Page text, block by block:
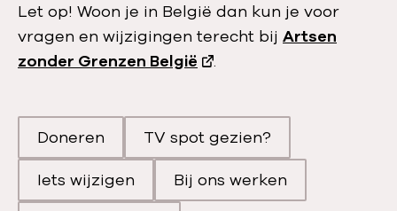
g
e
Let op! Woon je in België dan kun je voor
vragen en wijzigingen terecht bij Artsen
zonder Grenzen België
.
Scroll naar
Doneren
Scroll naar
TV spot gezien?
Scroll naar
Iets wijzigen
Scroll naar
Bij ons werken